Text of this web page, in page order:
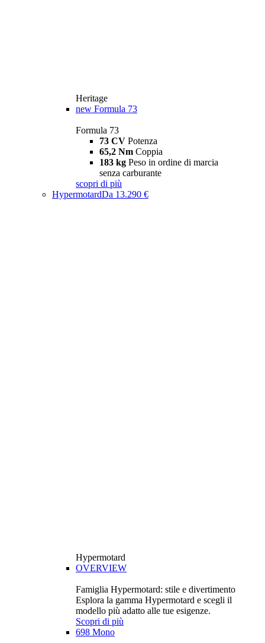
Heritage
new Formula 73
Formula 73
73 CV Potenza
65,2 Nm Coppia
183 kg Peso in ordine di marcia
senza carburante
scopri di più
HypermotardDa 13.290 €
Hypermotard
OVERVIEW
Famiglia Hypermotard: stile e divertimento
Esplora la gamma Hypermotard e scegli il
modello più adatto alle tue esigenze.
Scopri di più
698 Mono